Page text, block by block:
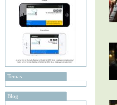
Temas
Blog